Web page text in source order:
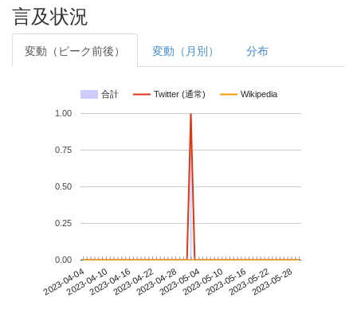
言及状況
変動（ピーク前後） 変動（月別） 分布
合計 Twitter (通常) Wikipedia
2023-04-042023-04-102023-04-162023-04-222023-04-282023-05-042023-05-102023-05-162023-05-222023-05-28
0.00
0.25
0.50
0.75
1.00